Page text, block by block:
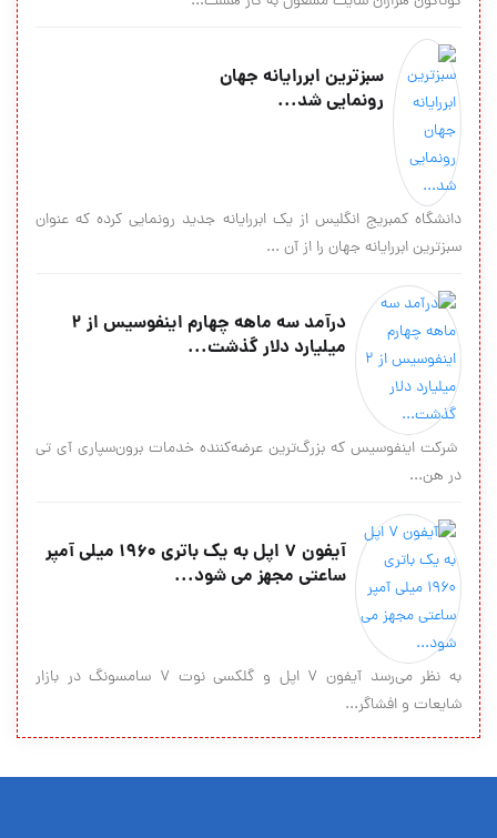
سبزترین ابررایانه جهان
رونمایی شد...
دانشگاه کمبریج انگلیس از یک ابررایانه جدید رونمایی کرده که عنوان
سبزترین ابررایانه جهان را از آن ...
درآمد سه ماهه چهارم اینفوسیس از ۲
میلیارد دلار گذشت...
شرکت اینفوسیس که بزرگ‌ترین عرضه‌‏کننده خدمات برون‏‌سپاری آی تی
در هن...
آیفون 7 اپل به یک باتری ۱۹۶۰ میلی آمپر
ساعتی مجهز می شود...
به نظر می‌رسد آیفون 7 اپل و گلکسی نوت 7 سامسونگ در بازار
شایعات و افشاگر...